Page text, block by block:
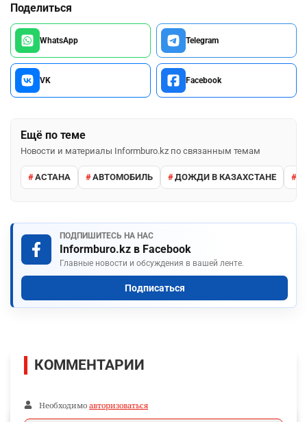
Поделиться
WhatsApp Telegram
VK Facebook
Ещё по теме
Новости и материалы Informburo.kz по связанным темам
АСТАНА АВТОМОБИЛЬ ДОЖДИ В КАЗАХСТАНЕ
ПОДПИШИТЕСЬ НА НАС
Informburo.kz в Facebook
Главные новости и обсуждения в вашей ленте.
Подписаться
КОММЕНТАРИИ
Необходимо авторизоваться